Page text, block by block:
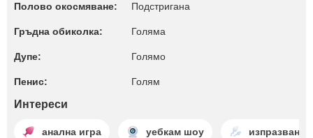
Полово окосмяване: Подстригана
Гръдна обиколка: Голяма
Дупе: Голямо
Пенис: Голям
Интереси
анална игра уебкам шоу изпразване